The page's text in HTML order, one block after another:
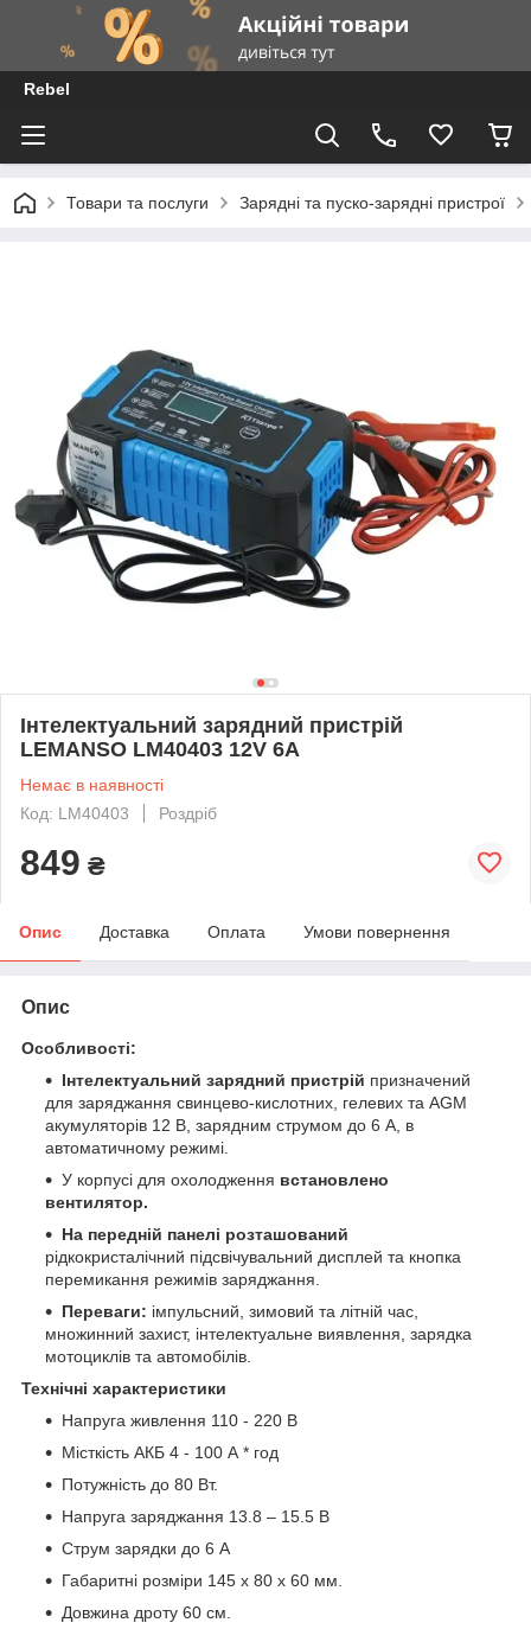
Rebel
Товари та послуги Зарядні та пуско-зарядні пристрої
Інтелектуальний зарядний пристрій
LEMANSO LM40403 12V 6A
Немає в наявності
Код: LM40403
Роздріб
849 ₴
Опис Доставка Оплата Умови повернення
Опис
Особливості:
Інтелектуальний зарядний пристрій призначений
для заряджання свинцево-кислотних, гелевих та AGM
акумуляторів 12 В, зарядним струмом до 6 А, в
автоматичному режимі.
У корпусі для охолодження встановлено
вентилятор.
На передній панелі розташований
рідкокристалічний підсвічувальний дисплей та кнопка
перемикання режимів заряджання.
Переваги: імпульсний, зимовий та літній час,
множинний захист, інтелектуальне виявлення, зарядка
мотоциклів та автомобілів.
Технічні характеристики
Напруга живлення 110 - 220 В
Місткість АКБ 4 - 100 А * год
Потужність до 80 Вт.
Напруга заряджання 13.8 – 15.5 В
Струм зарядки до 6 А
Габаритні розміри 145 х 80 х 60 мм.
Довжина дроту 60 см.